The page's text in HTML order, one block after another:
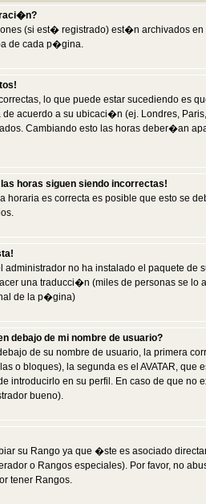
(si est� registrado) est�n archivados
de cada p�gina.
lo que puede estar sucediendo es
acuerdo a su ubicaci�n (ej. Londres,
Cambiando esto las horas deber�an
horas siguen siendo incorrectas!
horaria es correcta es posible que esto se
no ha instalado el paquete
una traducci�n (miles de personas se
de la p�gina)
debajo de mi nombre de usuario?
de su nombre de usuario, la primera
o bloques), la segunda es el AVATAR,
introducirlo en su perfil. En caso de que
bueno).
su Rango ya que �ste es asociado
o Rangos especiales). Por favor, no
tener Rangos.